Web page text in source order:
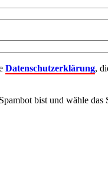
Datenschutzerklärung,
bist und wähle das